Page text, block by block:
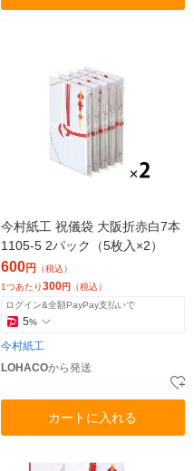
今村紙工 祝儀袋 大阪折赤白7本
1105-5 2パック（5枚入×2）
600円
（税込）
1つあたり300円 （税込）
ログイン&全額PayPay支払いで
5%
今村紙工
LOHACOから発送
カートに入れる